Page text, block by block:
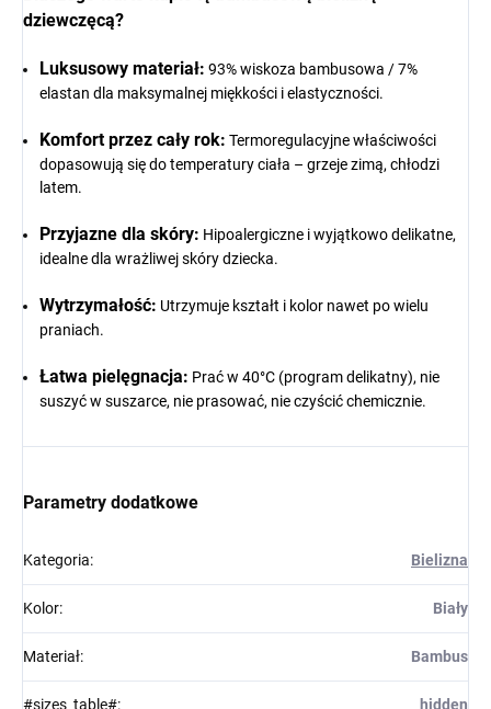
dziewczęcą?
Luksusowy materiał: 93% wiskoza bambusowa / 7%
elastan dla maksymalnej miękkości i elastyczności.
Komfort przez cały rok: Termoregulacyjne właściwości
dopasowują się do temperatury ciała – grzeje zimą, chłodzi
latem.
Przyjazne dla skóry: Hipoalergiczne i wyjątkowo delikatne,
idealne dla wrażliwej skóry dziecka.
Wytrzymałość: Utrzymuje kształt i kolor nawet po wielu
praniach.
Łatwa pielęgnacja: Prać w 40°C (program delikatny), nie
suszyć w suszarce, nie prasować, nie czyścić chemicznie.
Parametry dodatkowe
Kategoria: Bielizna
Kolor: Biały
Materiał: Bambus
#sizes_table#: hidden